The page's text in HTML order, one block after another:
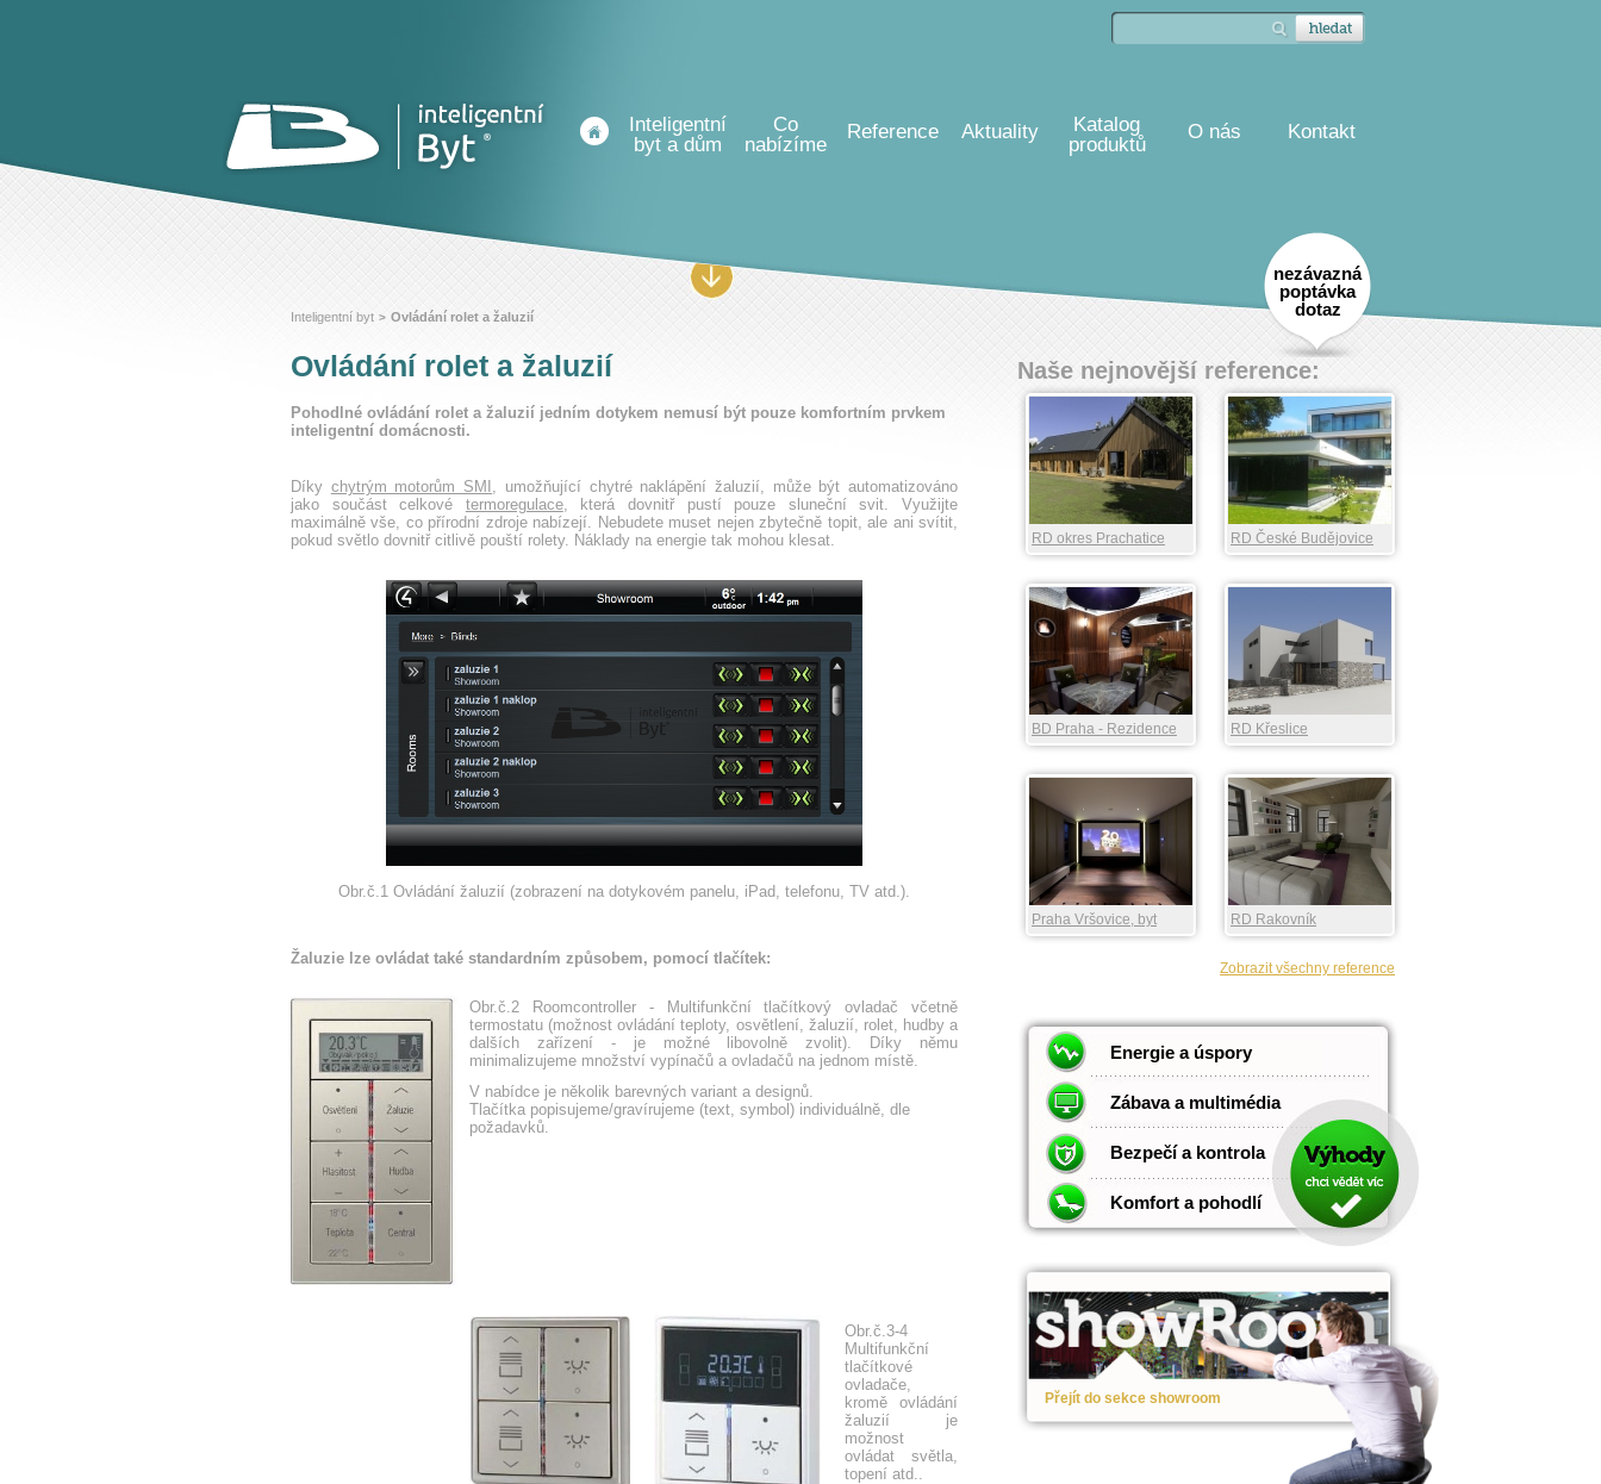
Inteligentní
byt a dům
Co
nabízíme
Reference Aktuality
Katalog
produktů
O nás Kontakt
Inteligentní byt > Ovládání rolet a žaluzií
Ovládání rolet a žaluzií
Pohodlné ovládání rolet a žaluzií jedním dotykem nemusí být pouze komfortním prvkem
inteligentní domácnosti.
Díky chytrým motorům SMI , umožňující chytré naklápění žaluzií, může být automatizováno
jako součást celkové termoregulace, která dovnitř pustí pouze sluneční svit. Využijte
maximálně vše, co přírodní zdroje nabízejí. Nebudete muset nejen zbytečně topit, ale ani svítit,
pokud světlo dovnitř citlivě pouští rolety. Náklady na energie tak mohou klesat.
Obr.č.1 Ovládání žaluzií (zobrazení na dotykovém panelu, iPad, telefonu, TV atd.).
Žaluzie lze ovládat také standardním způsobem, pomocí tlačítek:
Obr.č.2 Roomcontroller - Multifunkční tlačítkový ovladač včetně
termostatu (možnost ovládání teploty, osvětlení, žaluzií, rolet, hudby a
dalších zařízení - je možné libovolně zvolit). Díky němu
minimalizujeme množství vypínačů a ovladačů na jednom místě.
V nabídce je několik barevných variant a designů.
Tlačítka popisujeme/gravírujeme (text, symbol) individuálně, dle
požadavků.
Obr.č.3-4
Multifunkční
tlačítkové
ovladače,
kromě ovládání
žaluzií je
možnost
ovládat světla,
topení atd..
nezávazná
poptávka
dotaz
Naše nejnovější reference:
RD okres Prachatice RD České Budějovice
BD Praha - Rezidence
Rivergate
RD Křeslice
Praha Vršovice, byt RD Rakovník
Zobrazit všechny reference
Energie a úspory
Zábava a multimédia
Bezpečí a kontrola
Komfort a pohodlí
Přejít do sekce showroom